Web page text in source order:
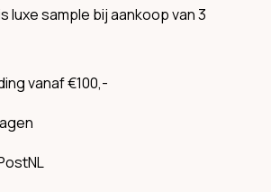
luxe sample bij aankoop van 3
vanaf €100,-